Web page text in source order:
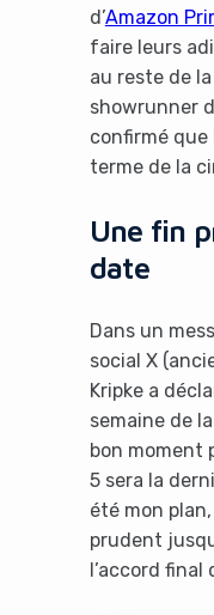
d’Amazon
faire leurs
au reste de
showrunner
confirmé que
terme de la
Une fin
date
Dans un
social X
Kripke a
semaine de
bon moment
5 sera la
été mon
prudent
l’accord final